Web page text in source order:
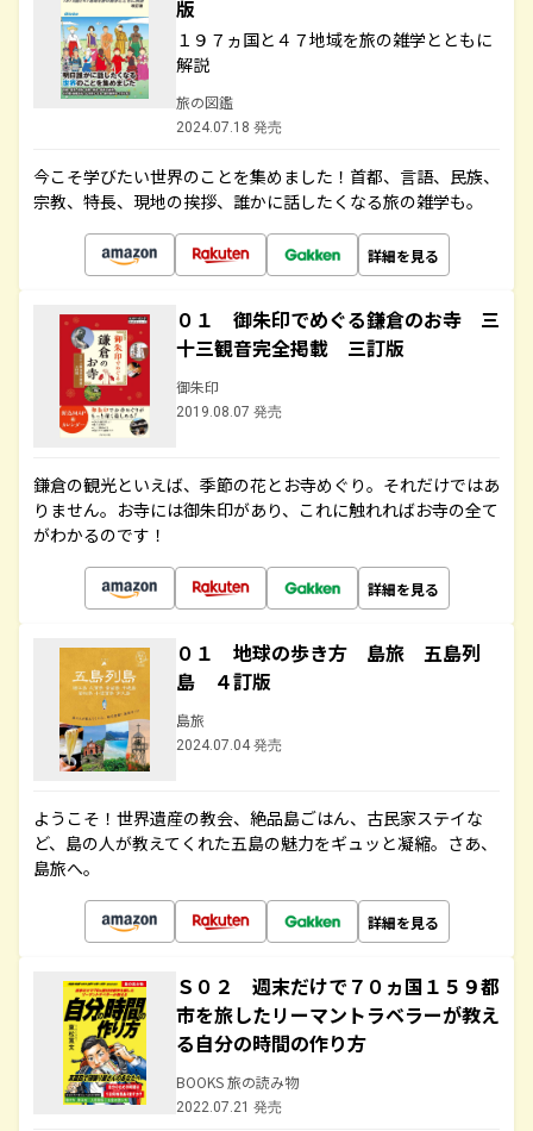
版
１９７ヵ国と４７地域を旅の雑学とともに
解説
旅の図鑑
2024.07.18 発売
今こそ学びたい世界のことを集めました！首都、言語、民族、
宗教、特長、現地の挨拶、誰かに話したくなる旅の雑学も。
詳細を見る
０１ 御朱印でめぐる鎌倉のお寺 三
十三観音完全掲載 三訂版
御朱印
2019.08.07 発売
鎌倉の観光といえば、季節の花とお寺めぐり。それだけではあ
りません。お寺には御朱印があり、これに触れればお寺の全て
がわかるのです！
詳細を見る
０１ 地球の歩き方 島旅 五島列
島 ４訂版
島旅
2024.07.04 発売
ようこそ！世界遺産の教会、絶品島ごはん、古民家ステイな
ど、島の人が教えてくれた五島の魅力をギュッと凝縮。さあ、
島旅へ。
詳細を見る
Ｓ０２ 週末だけで７０ヵ国１５９都
市を旅したリーマントラベラーが教え
る自分の時間の作り方
BOOKS 旅の読み物
2022.07.21 発売